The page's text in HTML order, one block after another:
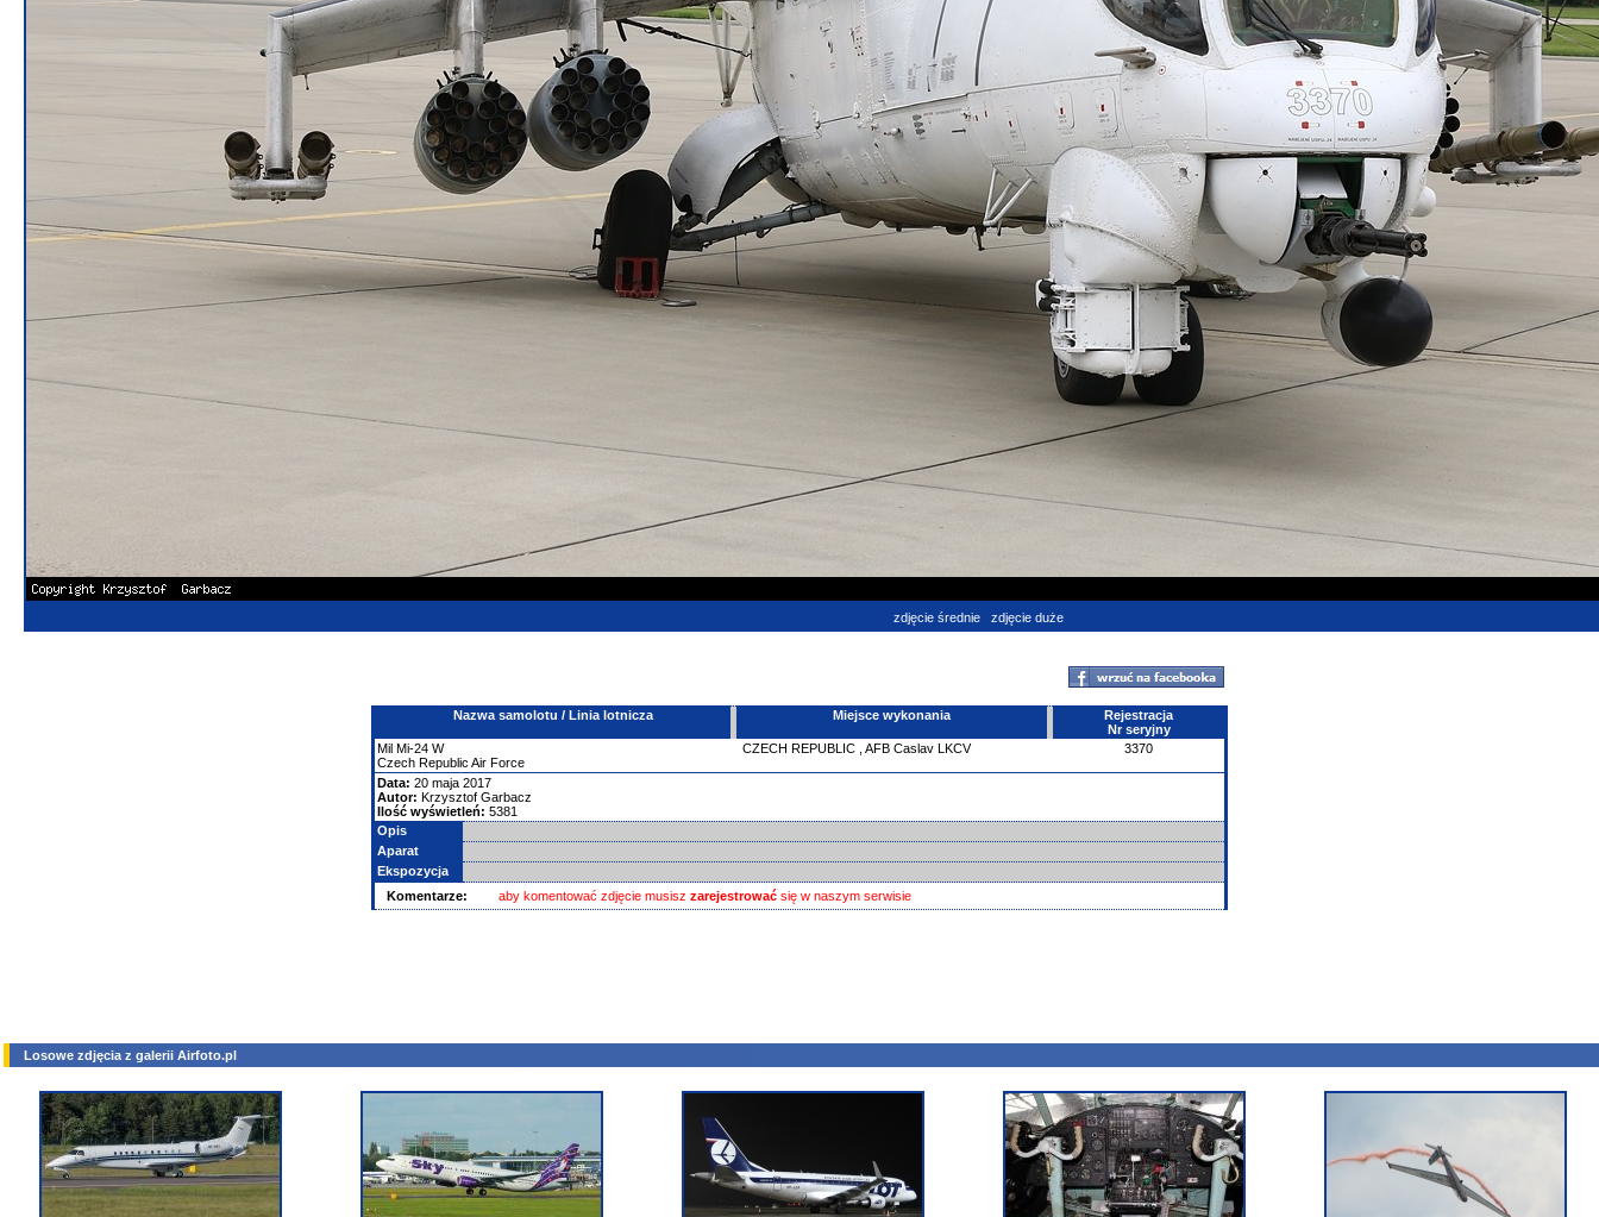
zdjęcie średnie zdjęcie duże
Nazwa samolotu / Linia lotnicza Miejsce wykonania
Rejestracja
Nr seryjny
Mil Mi-24 W
Czech Republic Air Force
CZECH REPUBLIC AFB Caslav LKCV 3370
Data: 20 maja 2017
Autor: Krzysztof Garbacz
Ilość wyświetleń: 5381
Opis
Aparat
Ekspozycja
Komentarze:
aby komentować zdjęcie musisz zarejestrować się w naszym serwisie
Losowe zdjęcia z galerii Airfoto.pl